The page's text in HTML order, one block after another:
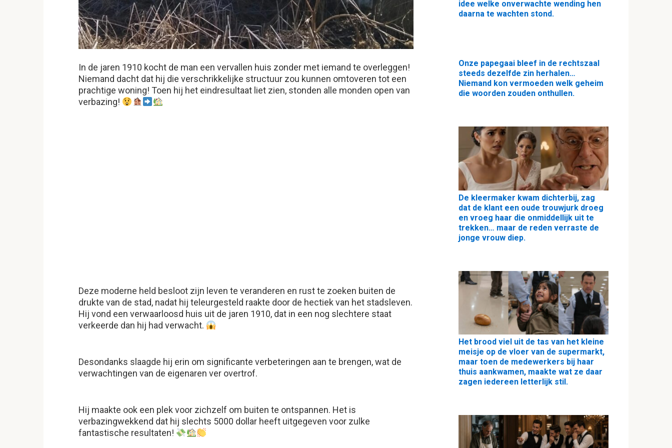
In de jaren 1910 kocht de man een vervallen huis zonder met iemand te overleggen!
Niemand dacht dat hij die verschrikkelijke structuur zou kunnen omtoveren tot een
prachtige woning! Toen hij het eindresultaat liet zien, stonden alle monden open van
verbazing!
Deze moderne held besloot zijn leven te veranderen en rust te zoeken buiten de
drukte van de stad, nadat hij teleurgesteld raakte door de hectiek van het stadsleven.
Hij vond een verwaarloosd huis uit de jaren 1910, dat in een nog slechtere staat
verkeerde dan hij had verwacht.
Desondanks slaagde hij erin om significante verbeteringen aan te brengen, wat de
verwachtingen van de eigenaren ver overtrof.
Hij maakte ook een plek voor zichzelf om buiten te ontspannen. Het is
verbazingwekkend dat hij slechts 5000 dollar heeft uitgegeven voor zulke
fantastische resultaten!
idee welke onverwachte wending hen
daarna te wachten stond.
Onze papegaai bleef in de rechtszaal
steeds dezelfde zin herhalen…
Niemand kon vermoeden welk geheim
die woorden zouden onthullen.
De kleermaker kwam dichterbij, zag
dat de klant een oude trouwjurk droeg
en vroeg haar die onmiddellijk uit te
trekken… maar de reden verraste de
jonge vrouw diep.
Het brood viel uit de tas van het kleine
meisje op de vloer van de supermarkt,
maar toen de medewerkers bij haar
thuis aankwamen, maakte wat ze daar
zagen iedereen letterlijk stil.